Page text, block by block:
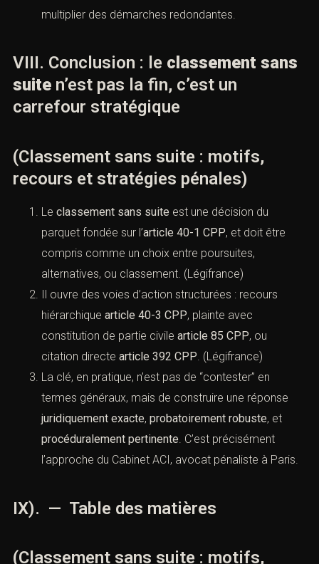
instruction 85, ou citation 392 ? ( Légifrance
Un recours hiérarchique se rédige rapidement,
mais doit être documenté. Une plainte avec
constitution de partie civile demande plus de
directe peut être rapide, mais exige un dossier
quasi-complet.
“relancés” sans élément nouveau retombent vite.
En revanche, une relance structurée, avec 10 à 30
pièces utiles, peut transformer une décision.
Le Cabinet ACI intervient précisément à ce
moment-clé : diagnostiquer le motif réel du
classement et choisir la voie procédurale la plus
efficace, au lieu de multiplier des démarches
redondantes.
VIII. Conclusion : leclassement
sans suiten’est pas la fin, c’est un
carrefour stratégique
(Classement sans suite : motifs,